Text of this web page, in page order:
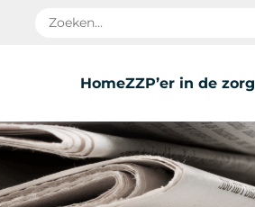
HomeZZP’er in de zorg